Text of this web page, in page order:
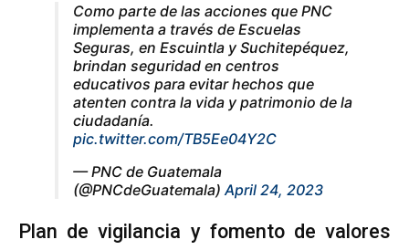
Como parte de las acciones que PNC
implementa a través de Escuelas
Seguras, en Escuintla y Suchitepéquez,
brindan seguridad en centros
educativos para evitar hechos que
atenten contra la vida y patrimonio de la
ciudadanía.
pic.twitter.com/TB5Ee04Y2C
— PNC de Guatemala
(@PNCdeGuatemala) April 24, 2023
Plan de vigilancia y fomento de valores